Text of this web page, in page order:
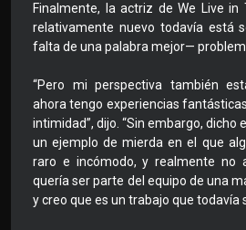
Finalmente, la actriz de We Live
relativamente nuevo todavía está
falta de una palabra mejor—
“Pero mi perspectiva también
ahora tengo experiencias
intimidad”, dijo. “Sin embargo, dicho
un ejemplo de mierda en el que
raro e incómodo, y realmente no
quería ser parte del equipo de una
y creo que es un trabajo que todavía